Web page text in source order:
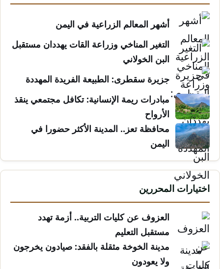
أشهر المعالم الزراعية في اليمن
التغير المناخي وزراعة القات يهددان مستقبل
البن الخولاني
جزيرة سقطرى: الطبيعة الفريدة المهددة
مبادرات ريمة الإنسانية: تكافل مجتمعي ينقذ
الأرواح
محافظة تعز.. المدينة الأكثر حضورا في
اليمن
اختيارات المحررين
العزوف عن كليات التربية.. أزمة تهدد
مستقبل التعليم
مدينة الخوخة مثقلة بالفقد: صيادون يخرجون
ولا يعودون